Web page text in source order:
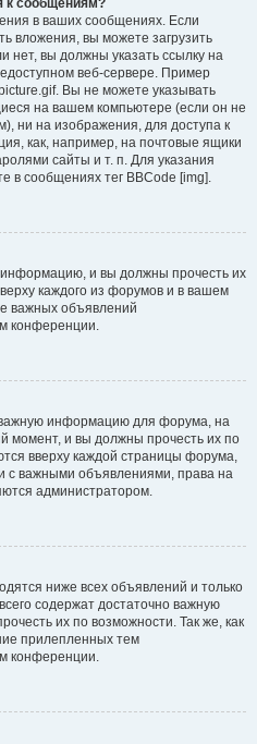
к сообщениям?
в ваших сообщениях. Если
вложения, вы можете загрузить
вы должны указать ссылку на
веб-сервере. Пример
Вы не можете указывать
на вашем компьютере (если он не
ни на изображения, для доступа к
как, например, на почтовые ящики
сайты и т. п. Для указания
в сообщениях тег BBCode [img].
и вы должны прочесть их
каждого из форумов и в вашем
важных объявлений
конференции.
информацию для форума, на
момент, и вы должны прочесть их по
вверху каждой страницы форума,
с важными объявлениями, права на
администратором.
ниже всех объявлений и только
содержат достаточно важную
их по возможности. Так же, как
прилепленных тем
конференции.